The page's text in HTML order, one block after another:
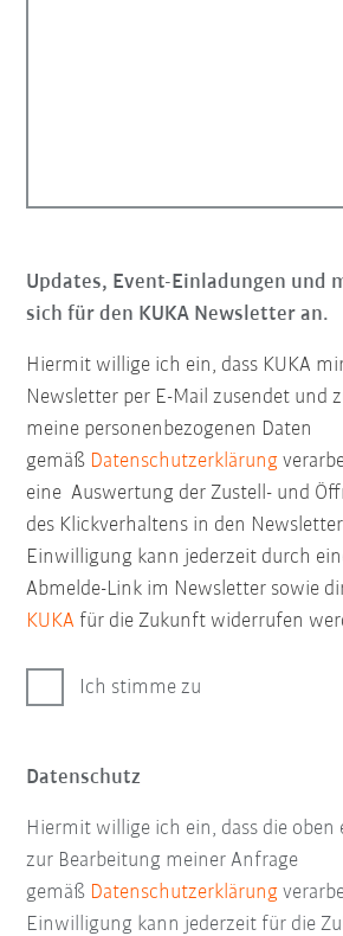
Updates, Event-Einladungen und
sich für den KUKA Newsletter an.
Hiermit willige ich ein, dass KUKA
Newsletter per E-Mail zusendet und
meine personenbezogenen Daten
gemäß Datenschutzerklärung
eine Auswertung der Zustell- und
des Klickverhaltens in den
Einwilligung kann jederzeit durch
Abmelde-Link im Newsletter sowie
KUKA für die Zukunft widerrufen
Ich stimme zu
Datenschutz
Hiermit willige ich ein, dass die oben
zur Bearbeitung meiner Anfrage
gemäß Datenschutzerklärung
Einwilligung kann jederzeit für die